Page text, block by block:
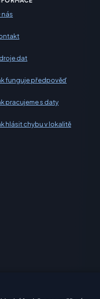
nás
dat
funguje předpověď
pracujeme s daty
hlásit chybu v lokalitě